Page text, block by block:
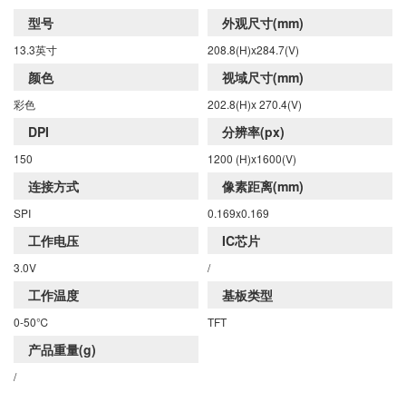
于0℃~50℃的温度范围。
DKE全系列产品手册下载
型号
13.3英寸
外观尺寸(mm)
208.8(H)x284.7(V)
颜色
彩色
视域尺寸(mm)
202.8(H)x 270.4(V)
DPI
150
分辨率(px)
1200 (H)x1600(V)
连接方式
SPI
像素距离(mm)
0.169x0.169
工作电压
3.0V
IC芯片
/
工作温度
0-50℃
基板类型
TFT
产品重量(g)
/